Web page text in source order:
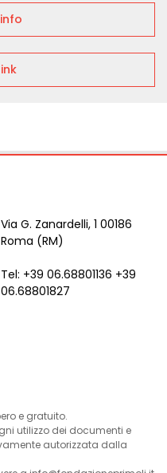
Via G. Zanardelli, 1 00186
Roma (RM)
Tel: +39 06.68801136 +39
06.68801827
e gratuito.
utilizzo dei documenti e
autorizzata dalla